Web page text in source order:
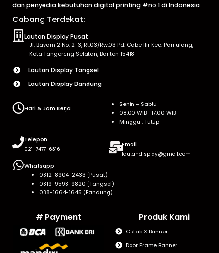
dan penyedia kebutuhan digital printing #no 1 di Indonesia
Cabang Terdekat:
Lautan Display Pusat
Jl. Bayam 2 No. 2-3, Rt.03/Rw.03 Pd. Cabe Ilir Kec. Pamulang,
Kota Tangerang Selatan, Banten 15418
Lautan Display Tangsel
Lautan Display Bandung
Hari & Jam Kerja
Senin – Sabtu
08.00 WIB -17.00 WIB
Minggu : Tutup
Telepon
021-7477-6316
Email
lautandisplay@gmail.com
Whatsapp
0812-8904-2433 (Pusat)
0819-9593-9820 (Tangsel)
088-1664-1645 (Bandung)
# Payment Produk Kami
Cetak X Banner
Door Frame Banner